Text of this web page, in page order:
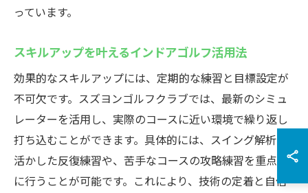
っています。
スキルアップを叶えるインドアゴルフ活用法
効果的なスキルアップには、定期的な練習と目標設定が
不可欠です。スズヨンゴルフクラブでは、最新のシミュ
レーターを活用し、実際のコースに近い環境で繰り返し
打ち込むことができます。具体的には、スイング解析を
活かした反復練習や、苦手なコースの攻略練習を重点的
に行うことが可能です。これにより、技術の定着と自信